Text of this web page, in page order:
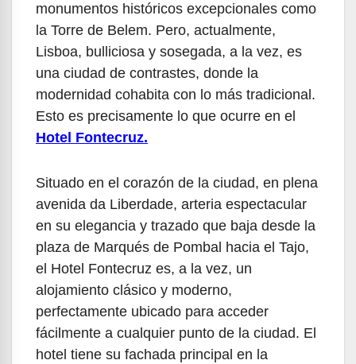
monumentos históricos excepcionales como
la Torre de Belem. Pero, actualmente,
Lisboa, bulliciosa y sosegada, a la vez, es
una ciudad de contrastes, donde la
modernidad cohabita con lo más tradicional.
Esto es precisamente lo que ocurre en el
Hotel Fontecruz.
Situado en el corazón de la ciudad, en plena
avenida da Liberdade, arteria espectacular
en su elegancia y trazado que baja desde la
plaza de Marqués de Pombal hacia el Tajo,
el Hotel Fontecruz es, a la vez, un
alojamiento clásico y moderno,
perfectamente ubicado para acceder
fácilmente a cualquier punto de la ciudad. El
hotel tiene su fachada principal en la